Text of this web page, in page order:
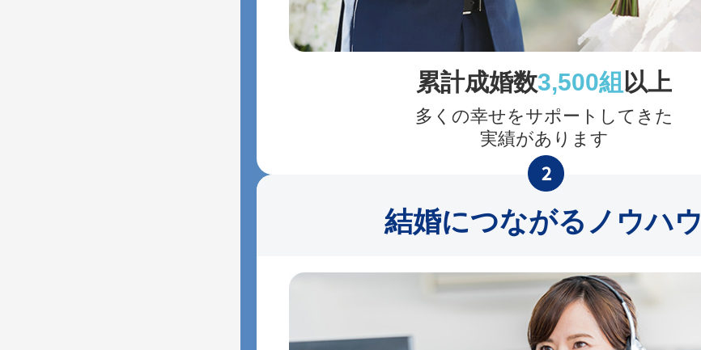
累計成婚数3,500組 以上
多くの幸せをサポートしてきた
実績があります
結婚につながるノウハウ